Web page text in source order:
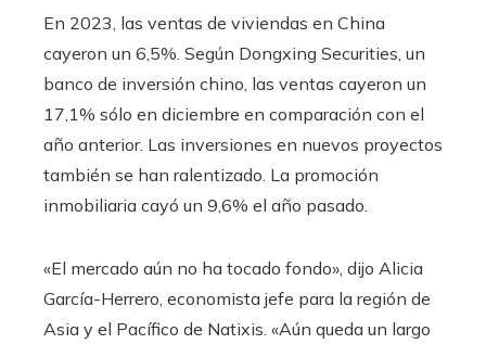
En 2023, las ventas de viviendas en China
cayeron un 6,5%. Según Dongxing Securities, un
banco de inversión chino, las ventas cayeron un
17,1% sólo en diciembre en comparación con el
año anterior. Las inversiones en nuevos proyectos
también se han ralentizado. La promoción
inmobiliaria cayó un 9,6% el año pasado.
«El mercado aún no ha tocado fondo», dijo Alicia
García-Herrero, economista jefe para la región de
Asia y el Pacífico de Natixis. «Aún queda un largo